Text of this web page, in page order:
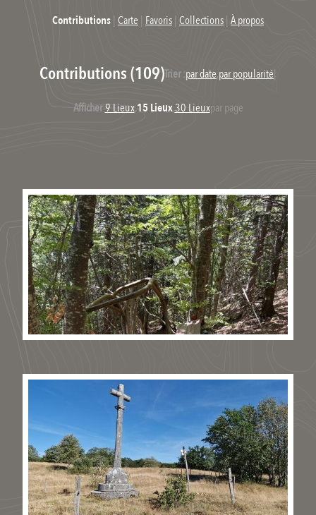
Contributions| Carte | Favoris| Collections| À propos
Contributions (109)Trier :par date,par popularité|
Afficher:9 Lieux,15 Lieux,30 Lieuxpar page